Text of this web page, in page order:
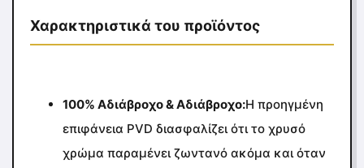
Χαρακτηριστικά του προϊόντος
100% Αδιάβροχο & Αδιάβροχο:Η προηγμένη
επιφάνεια PVD διασφαλίζει ότι το χρυσό
χρώμα παραμένει ζωντανό ακόμα και όταν